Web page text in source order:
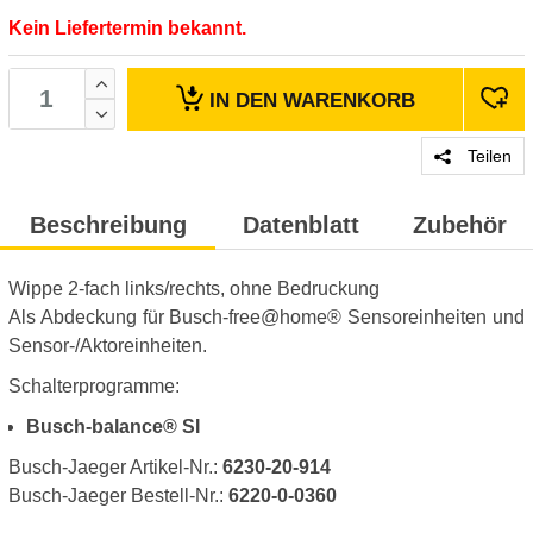
Kein Liefertermin bekannt.
IN DEN WARENKORB
Teilen
Beschreibung Datenblatt Zubehör
Wippe 2-fach links/rechts, ohne Bedruckung
Als Abdeckung für Busch-free@home® Sensoreinheiten und
Sensor-/Aktoreinheiten.
Schalterprogramme:
Busch-balance® SI
Busch-Jaeger Artikel-Nr.: 6230-20-914
Busch-Jaeger Bestell-Nr.: 6220-0-0360